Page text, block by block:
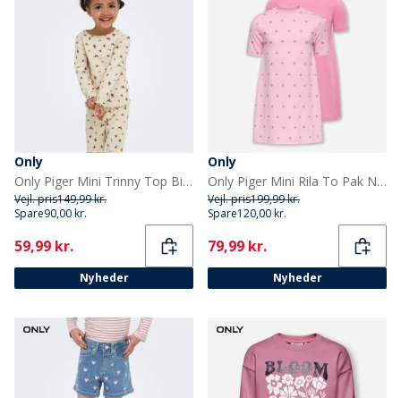
Only
Only Piger Mini Trinny Top Birch
Vejl. pris149,99 kr.
Spare90,00 kr.
Current
59,99 kr.
Nyheder
Only
Only Piger Mini Rila To Pak Nattøj Kjole Romance Rose
Vejl. pris199,99 kr.
Spare120,00 kr.
Current
79,99 kr.
Nyheder